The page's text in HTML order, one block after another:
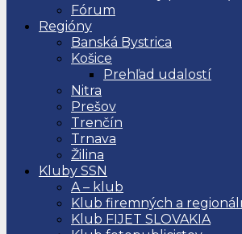
Fórum
Regióny
Banská Bystrica
Košice
Prehľad udalostí
Nitra
Prešov
Trenčín
Trnava
Žilina
Kluby SSN
A – klub
Klub firemných a
Klub FIJET SLOVAKIA